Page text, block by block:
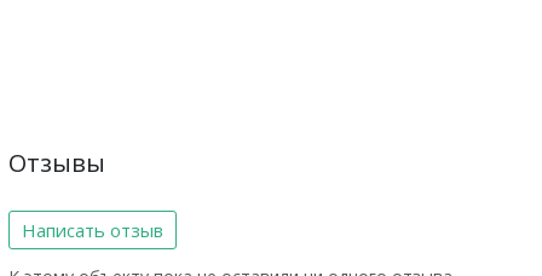
Отзывы
Написать отзыв